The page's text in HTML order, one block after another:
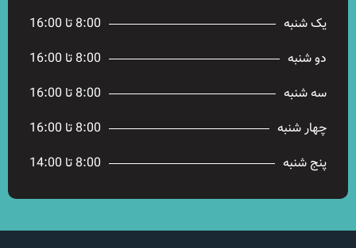
یک شنبه
8:00 تا 16:00
دو شنبه
8:00 تا 16:00
سه شنبه
8:00 تا 16:00
چهار شنبه
8:00 تا 16:00
پنج شنبه
8:00 تا 14:00